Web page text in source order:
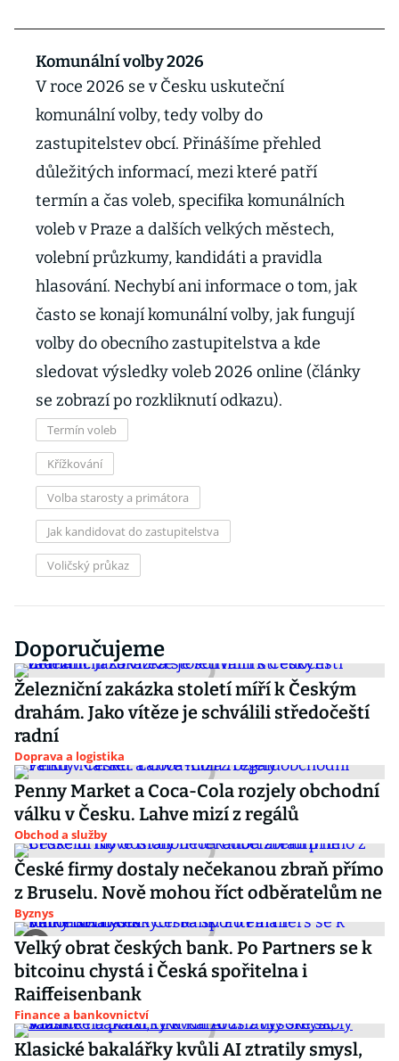
Komunální volby 2026
V roce 2026 se v Česku uskuteční
komunální volby, tedy volby do
zastupitelstev obcí. Přinášíme přehled
důležitých informací, mezi které patří
termín a čas voleb, specifika komunálních
voleb v Praze a dalších velkých městech,
volební průzkumy, kandidáti a pravidla
hlasování. Nechybí ani informace o tom, jak
často se konají komunální volby, jak fungují
volby do obecního zastupitelstva a kde
sledovat výsledky voleb 2026 online (články
se zobrazí po rozkliknutí odkazu).
Termín voleb
Křížkování
Volba starosty a primátora
Jak kandidovat do zastupitelstva
Voličský průkaz
Doporučujeme
Železniční zakázka století míří k Českým
drahám. Jako vítěze je schválili středočeští
radní
Doprava a logistika
Penny Market a Coca-Cola rozjely obchodní
válku v Česku. Lahve mizí z regálů
Obchod a služby
České firmy dostaly nečekanou zbraň přímo
z Bruselu. Nově mohou říct odběratelům ne
Byznys
Velký obrat českých bank. Po Partners se k
bitcoinu chystá i Česká spořitelna i
Raiffeisenbank
Finance a bankovnictví
Klasické bakalářky kvůli AI ztratily smysl,